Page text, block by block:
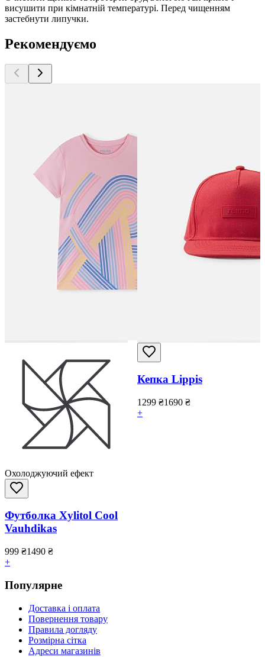
висушити при кімнатній температурі. Перед чищенням
застебнути липучки.
Рекомендуємо
Охолоджуючий ефект
Футболка Xylitol Cool
Vauhdikas
999 ₴1490 ₴
+
Кепка Lippis
1299 ₴1690 ₴
+
Популярне
Доставка і оплата
Повернення товару
Правила догляду
Розмірна сітка
Адреси магазинів